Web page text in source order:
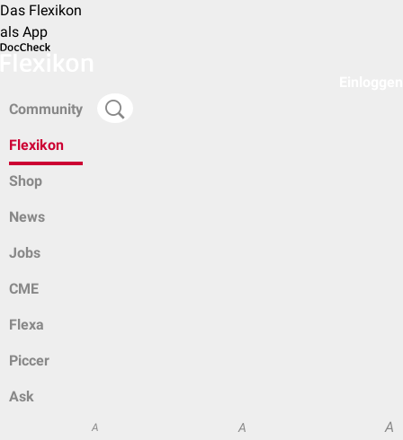
Das Flexikon
als App
Community
Flexikon
Shop
News
Jobs
CME
Flexa
Piccer
Ask
A A A